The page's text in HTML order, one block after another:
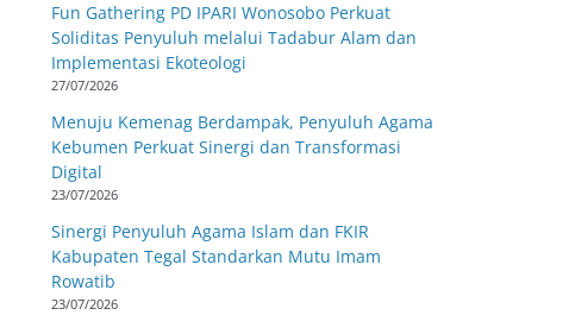
Fun Gathering PD IPARI Wonosobo Perkuat
Soliditas Penyuluh melalui Tadabur Alam dan
Implementasi Ekoteologi
27/07/2026
Menuju Kemenag Berdampak, Penyuluh Agama
Kebumen Perkuat Sinergi dan Transformasi
Digital
23/07/2026
Sinergi Penyuluh Agama Islam dan FKIR
Kabupaten Tegal Standarkan Mutu Imam
Rowatib
23/07/2026